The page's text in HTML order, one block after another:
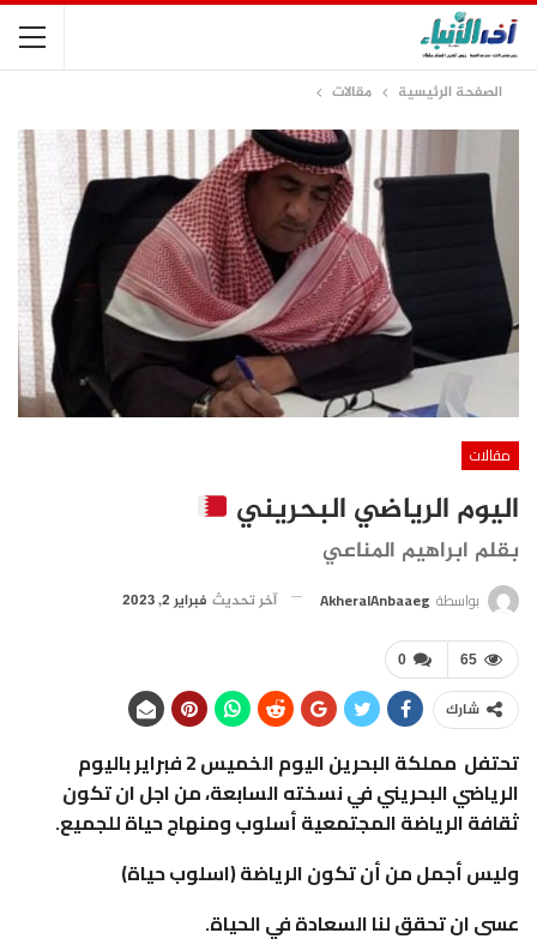
الصفحة الرئيسية مقالات
مقالات
اليوم الرياضي البحريني
بقلم ابراهيم المناعي
بواسطة AkheralAnbaaeg آخر تحديث فبراير 2, 2023
0 65
شارك
تحتفل مملكة البحرين اليوم الخميس 2 فبراير باليوم
الرياضي البحريني في نسخته السابعة، من اجل ان تكون
ثقافة الرياضة المجتمعية أسلوب ومنهاج حياة للجميع.
وليس أجمل من أن تكون الرياضة (اسلوب حياة)
عسى ان تحقق لنا السعادة في الحياة.